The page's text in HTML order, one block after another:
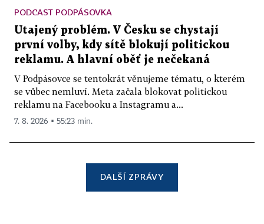
PODCAST PODPÁSOVKA
Utajený problém. V Česku se chystají
první volby, kdy sítě blokují politickou
reklamu. A hlavní oběť je nečekaná
V Podpásovce se tentokrát věnujeme tématu, o kterém
se vůbec nemluví. Meta začala blokovat politickou
reklamu na Facebooku a Instagramu a...
7. 8. 2026 ▪ 55:23 min.
DALŠÍ ZPRÁVY